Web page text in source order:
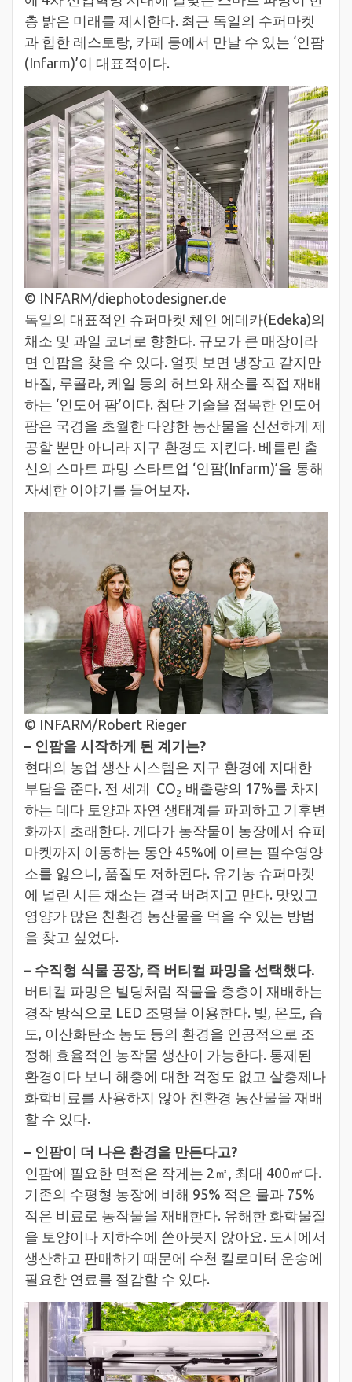
층 밝은 미래를 제시한다. 최근 독일의 수퍼마켓
과 힙한 레스토랑, 카페 등에서 만날 수 있는 ‘인팜
(Infarm)’이 대표적이다.
© INFARM/diephotodesigner.de
독일의 대표적인 슈퍼마켓 체인 에데카(Edeka)의
채소 및 과일 코너로 향한다. 규모가 큰 매장이라
면 인팜을 찾을 수 있다. 얼핏 보면 냉장고 같지만
바질, 루콜라, 케일 등의 허브와 채소를 직접 재배
하는 ‘인도어 팜’이다. 첨단 기술을 접목한 인도어
팜은 국경을 초월한 다양한 농산물을 신선하게 제
공할 뿐만 아니라 지구 환경도 지킨다. 베를린 출
신의 스마트 파밍 스타트업 ‘인팜(Infarm)’을 통해
자세한 이야기를 들어보자.
© INFARM/Robert Rieger
– 인팜을 시작하게 된 계기는?
현대의 농업 생산 시스템은 지구 환경에 지대한
부담을 준다. 전 세계 CO2 배출량의 17%를 차지
하는 데다 토양과 자연 생태계를 파괴하고 기후변
화까지 초래한다. 게다가 농작물이 농장에서 슈퍼
마켓까지 이동하는 동안 45%에 이르는 필수영양
소를 잃으니, 품질도 저하된다. 유기농 슈퍼마켓
에 널린 시든 채소는 결국 버려지고 만다. 맛있고
영양가 많은 친환경 농산물을 먹을 수 있는 방법
을 찾고 싶었다.
– 수직형 식물 공장, 즉 버티컬 파밍을 선택했다.
버티컬 파밍은 빌딩처럼 작물을 층층이 재배하는
경작 방식으로 LED 조명을 이용한다. 빛, 온도, 습
도, 이산화탄소 농도 등의 환경을 인공적으로 조
정해 효율적인 농작물 생산이 가능한다. 통제된
환경이다 보니 해충에 대한 걱정도 없고 살충제나
화학비료를 사용하지 않아 친환경 농산물을 재배
할 수 있다.
– 인팜이 더 나은 환경을 만든다고?
인팜에 필요한 면적은 작게는 2㎡, 최대 400㎡다.
기존의 수평형 농장에 비해 95% 적은 물과 75%
적은 비료로 농작물을 재배한다. 유해한 화학물질
을 토양이나 지하수에 쏟아붓지 않아요. 도시에서
생산하고 판매하기 때문에 수천 킬로미터 운송에
필요한 연료를 절감할 수 있다.